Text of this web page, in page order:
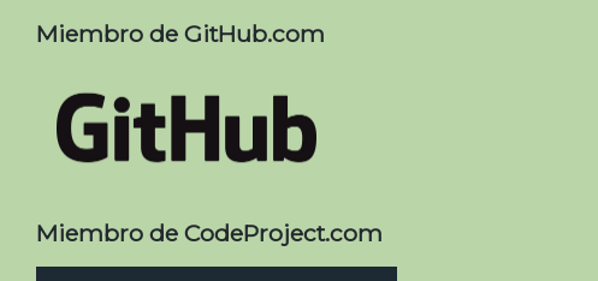
Miembro de GitHub.com
Miembro de CodeProject.com